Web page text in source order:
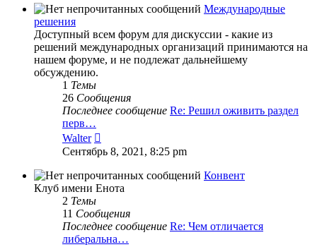
сообщению
Международные
решения
Доступный всем форум для дискуссии - какие из
решений международных организаций принимаются на
нашем форуме, и не подлежат дальнейшему
обсуждению.
1 Темы
26 Сообщения
Последнее сообщение Re: Решил оживить раздел
перв…
Walter
к
сообщению
Сентябрь 8, 2021, 8:25 pm
Конвент
Клуб имени Енота
2 Темы
11 Сообщения
Последнее сообщение Re: Чем отличается
либеральна…